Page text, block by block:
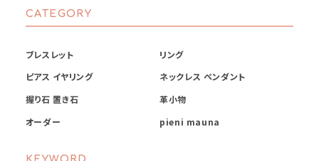
CATEGORY
ブレスレット
リング
ピアス イヤリング
ネックレス ペンダント
握り石 置き石
革小物
オーダー
pieni mauna